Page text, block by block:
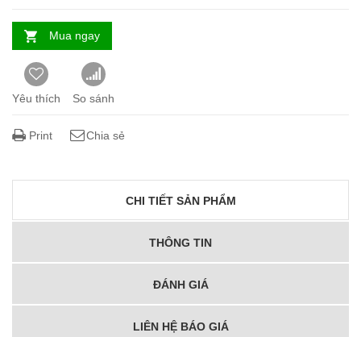
Mua ngay
Yêu thích So sánh
Print Chia sẻ
CHI TIẾT SẢN PHẨM
THÔNG TIN
ĐÁNH GIÁ
LIÊN HỆ BÁO GIÁ